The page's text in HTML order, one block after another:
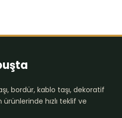
bordür, kablo taşı, dekoratif
hızlı teklif ve